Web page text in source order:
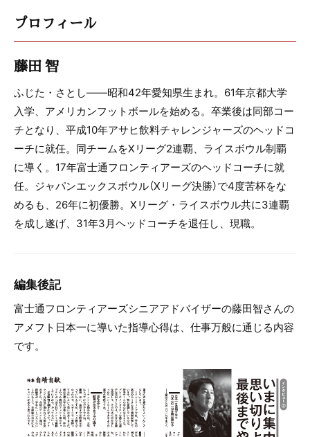
プロフィール
藤田 智
ふじた・さとし――昭和42年愛知県生まれ。61年京都大学
入学、アメリカンフットボールを始める。卒業後は同部コー
チとなり、平成10年アサヒ飲料チャレンジャーズのヘッドコ
ーチに就任。同チームをXリーグ2連覇、ライスボウル制覇
に導く。17年富士通フロンティアーズのヘッドコーチに就
任。ジャパンエックスボウル（Xリーグ決勝）で4度苦杯をな
めるも、26年に初優勝。Xリーグ・ライスボウル共に3連覇
を成し遂げ、31年3月ヘッドコーチを退任し、現職。
編集後記
富士通フロンティアーズシニアアドバイザーの藤田智さんの
アメフト日本一に導いた指導心得は、仕事万般に通じる内容
です。